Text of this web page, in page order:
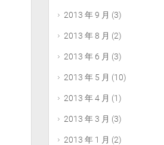
2013 年 9 月 (3)
2013 年 8 月 (2)
2013 年 6 月 (3)
2013 年 5 月 (10)
2013 年 4 月 (1)
2013 年 3 月 (3)
2013 年 1 月 (2)